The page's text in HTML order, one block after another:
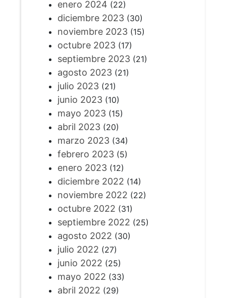
enero 2024 (22)
diciembre 2023(30)
noviembre 2023(15)
octubre 2023(17)
septiembre 2023(21)
agosto 2023(21)
julio 2023(21)
junio 2023(10)
mayo 2023(15)
abril 2023(20)
marzo 2023(34)
febrero 2023(5)
enero 2023(12)
diciembre 2022 (14)
noviembre 2022 (22)
octubre 2022 (31)
septiembre 2022 (25)
agosto 2022 (30)
julio 2022 (27)
junio 2022 (25)
mayo 2022 (33)
abril 2022 (29)